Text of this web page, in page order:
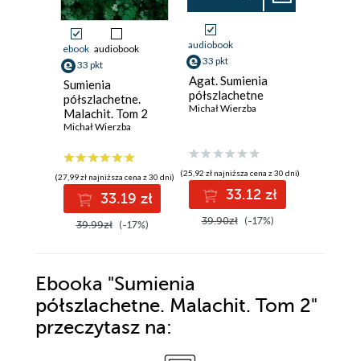
ebook audiobook
33 pkt
Sumienia
półszlachetne.
Malachit. Tom 2
Michał Wierzba
(27,99 zł najniższa cena z 30 dni)
33.19 zł
39.99zł (-17%)
audiobook
33 pkt
Agat. Sumienia
półszlachetne
Michał Wierzba
(25,92 zł najniższa cena z 30 dni)
33.12 zł
39.90zł (-17%)
Ebooka "Sumienia
półszlachetne. Malachit. Tom 2"
przeczytasz na: